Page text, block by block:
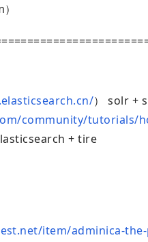
） solr +
community/tutorials/
+ tire
item/adminica-